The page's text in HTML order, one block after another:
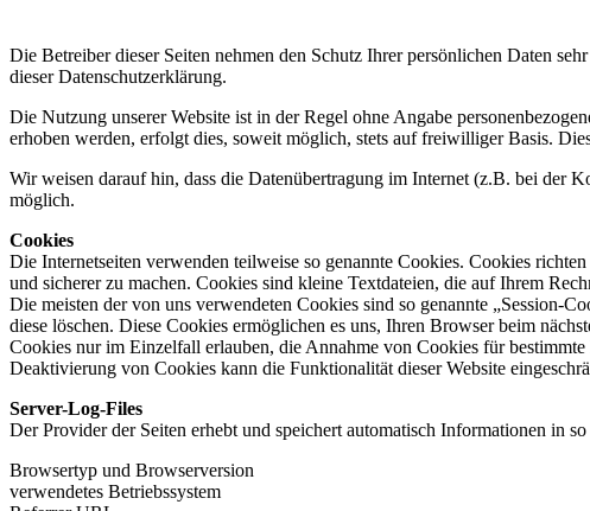
Die Betreiber dieser Seiten nehmen den Schutz Ihrer persönlichen Daten
dieser Datenschutzerklärung.
Die Nutzung unserer Website ist in der Regel ohne Angabe
erhoben werden, erfolgt dies, soweit möglich, stets auf freiwilliger Basis.
Wir weisen darauf hin, dass die Datenübertragung im Internet (z.B. bei
möglich.
Cookies
Die Internetseiten verwenden teilweise so genannte Cookies. Cookies
und sicherer zu machen. Cookies sind kleine Textdateien, die auf Ihrem
Die meisten der von uns verwendeten Cookies sind so genannte „Session-
diese löschen. Diese Cookies ermöglichen es uns, Ihren Browser beim
Cookies nur im Einzelfall erlauben, die Annahme von Cookies für
Deaktivierung von Cookies kann die Funktionalität dieser Website
Server-Log-Files
Der Provider der Seiten erhebt und speichert automatisch Informationen in
Browsertyp und Browserversion
verwendetes Betriebssystem